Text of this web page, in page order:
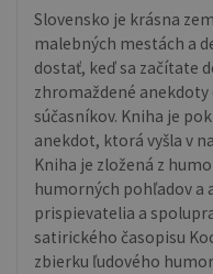
Slovensko je krásna
malebných mestách a
dostať, keď sa začítate
zhromaždené anekdoty
súčasníkov. Kniha je
anekdot, ktorá vyšla v
Kniha je zložená z
humorných pohľadov a
prispievatelia a
satirického časopisu
zbierku ľudového